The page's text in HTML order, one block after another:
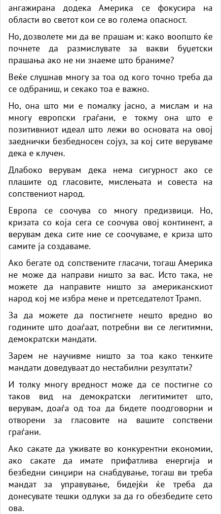
ангажирана додека Америка се фокусира на
области во светот кои се во голема опасност.
Но, дозволете ми да ве прашам и: како воопшто ќе
почнете да размислувате за вакви буџетски
прашања ако не ни знаеме што браниме?
Веќе слушнав многу за тоа од кого точно треба да
се одбраниш, и секако тоа е важно.
Но, она што ми е помалку јасно, а мислам и на
многу европски граѓани, е токму она што е
позитивниот идеал што лежи во основата на овој
заеднички безбедносен сојуз, за ​​кој сите веруваме
дека е клучен.
Длабоко верувам дека нема сигурност ако се
плашите од гласовите, мислењата и совеста на
сопствениот народ.
Европа се соочува со многу предизвици. Но,
кризата со која сега се соочува овој континент, а
верувам дека сите ние се соочуваме, е криза што
самите ја создаваме.
Ако бегате од сопствените гласачи, тогаш Америка
не може да направи ништо за вас. Исто така, не
можете да направите ништо за американскиот
народ кој ме избра мене и претседателот Трамп.
За да можете да постигнете нешто вредно во
годините што доаѓаат, потребни ви се легитимни,
демократски мандати.
Зарем не научивме ништо за тоа како тенките
мандати доведуваат до нестабилни резултати?
И толку многу вредност може да се постигне со
таков вид на демократски легитимитет што,
верувам, доаѓа од тоа да бидете поодговорни и
отворени за гласовите на вашите сопствени
граѓани.
Ако сакате да уживате во конкурентни економии,
ако сакате да имате прифатлива енергија и
безбедни синџири на снабдување, тогаш ви треба
мандат за управување, бидејќи ќе треба да
донесувате тешки одлуки за да го обезбедите сето
ова.